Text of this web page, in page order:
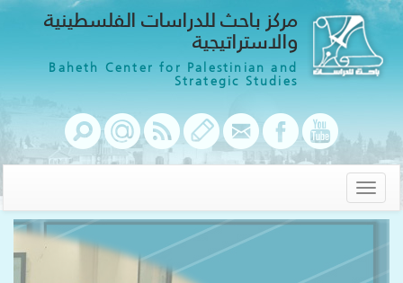
مركز باحث للدراسات الفلسطينية
والاستراتيجية
Baheth Center for Palestinian and
Strategic Studies
Toggle
navigation